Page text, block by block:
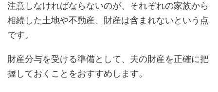
注意しなければならないのが、それぞれの家族から
相続した土地や不動産、財産は含まれないという点
です。
財産分与を受ける準備として、夫の財産を正確に把
握しておくことをおすすめします。